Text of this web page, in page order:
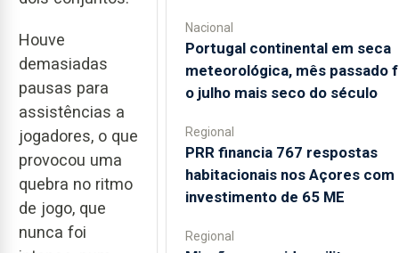
Houve
demasiadas
pausas para
assistências a
jogadores, o que
provocou uma
quebra no ritmo
de jogo, que
nunca foi
Nacional
Portugal continental em seca
meteorológica, mês passado
o julho mais seco do século
Regional
PRR financia 767 respostas
habitacionais nos Açores com
investimento de 65 ME
Regional